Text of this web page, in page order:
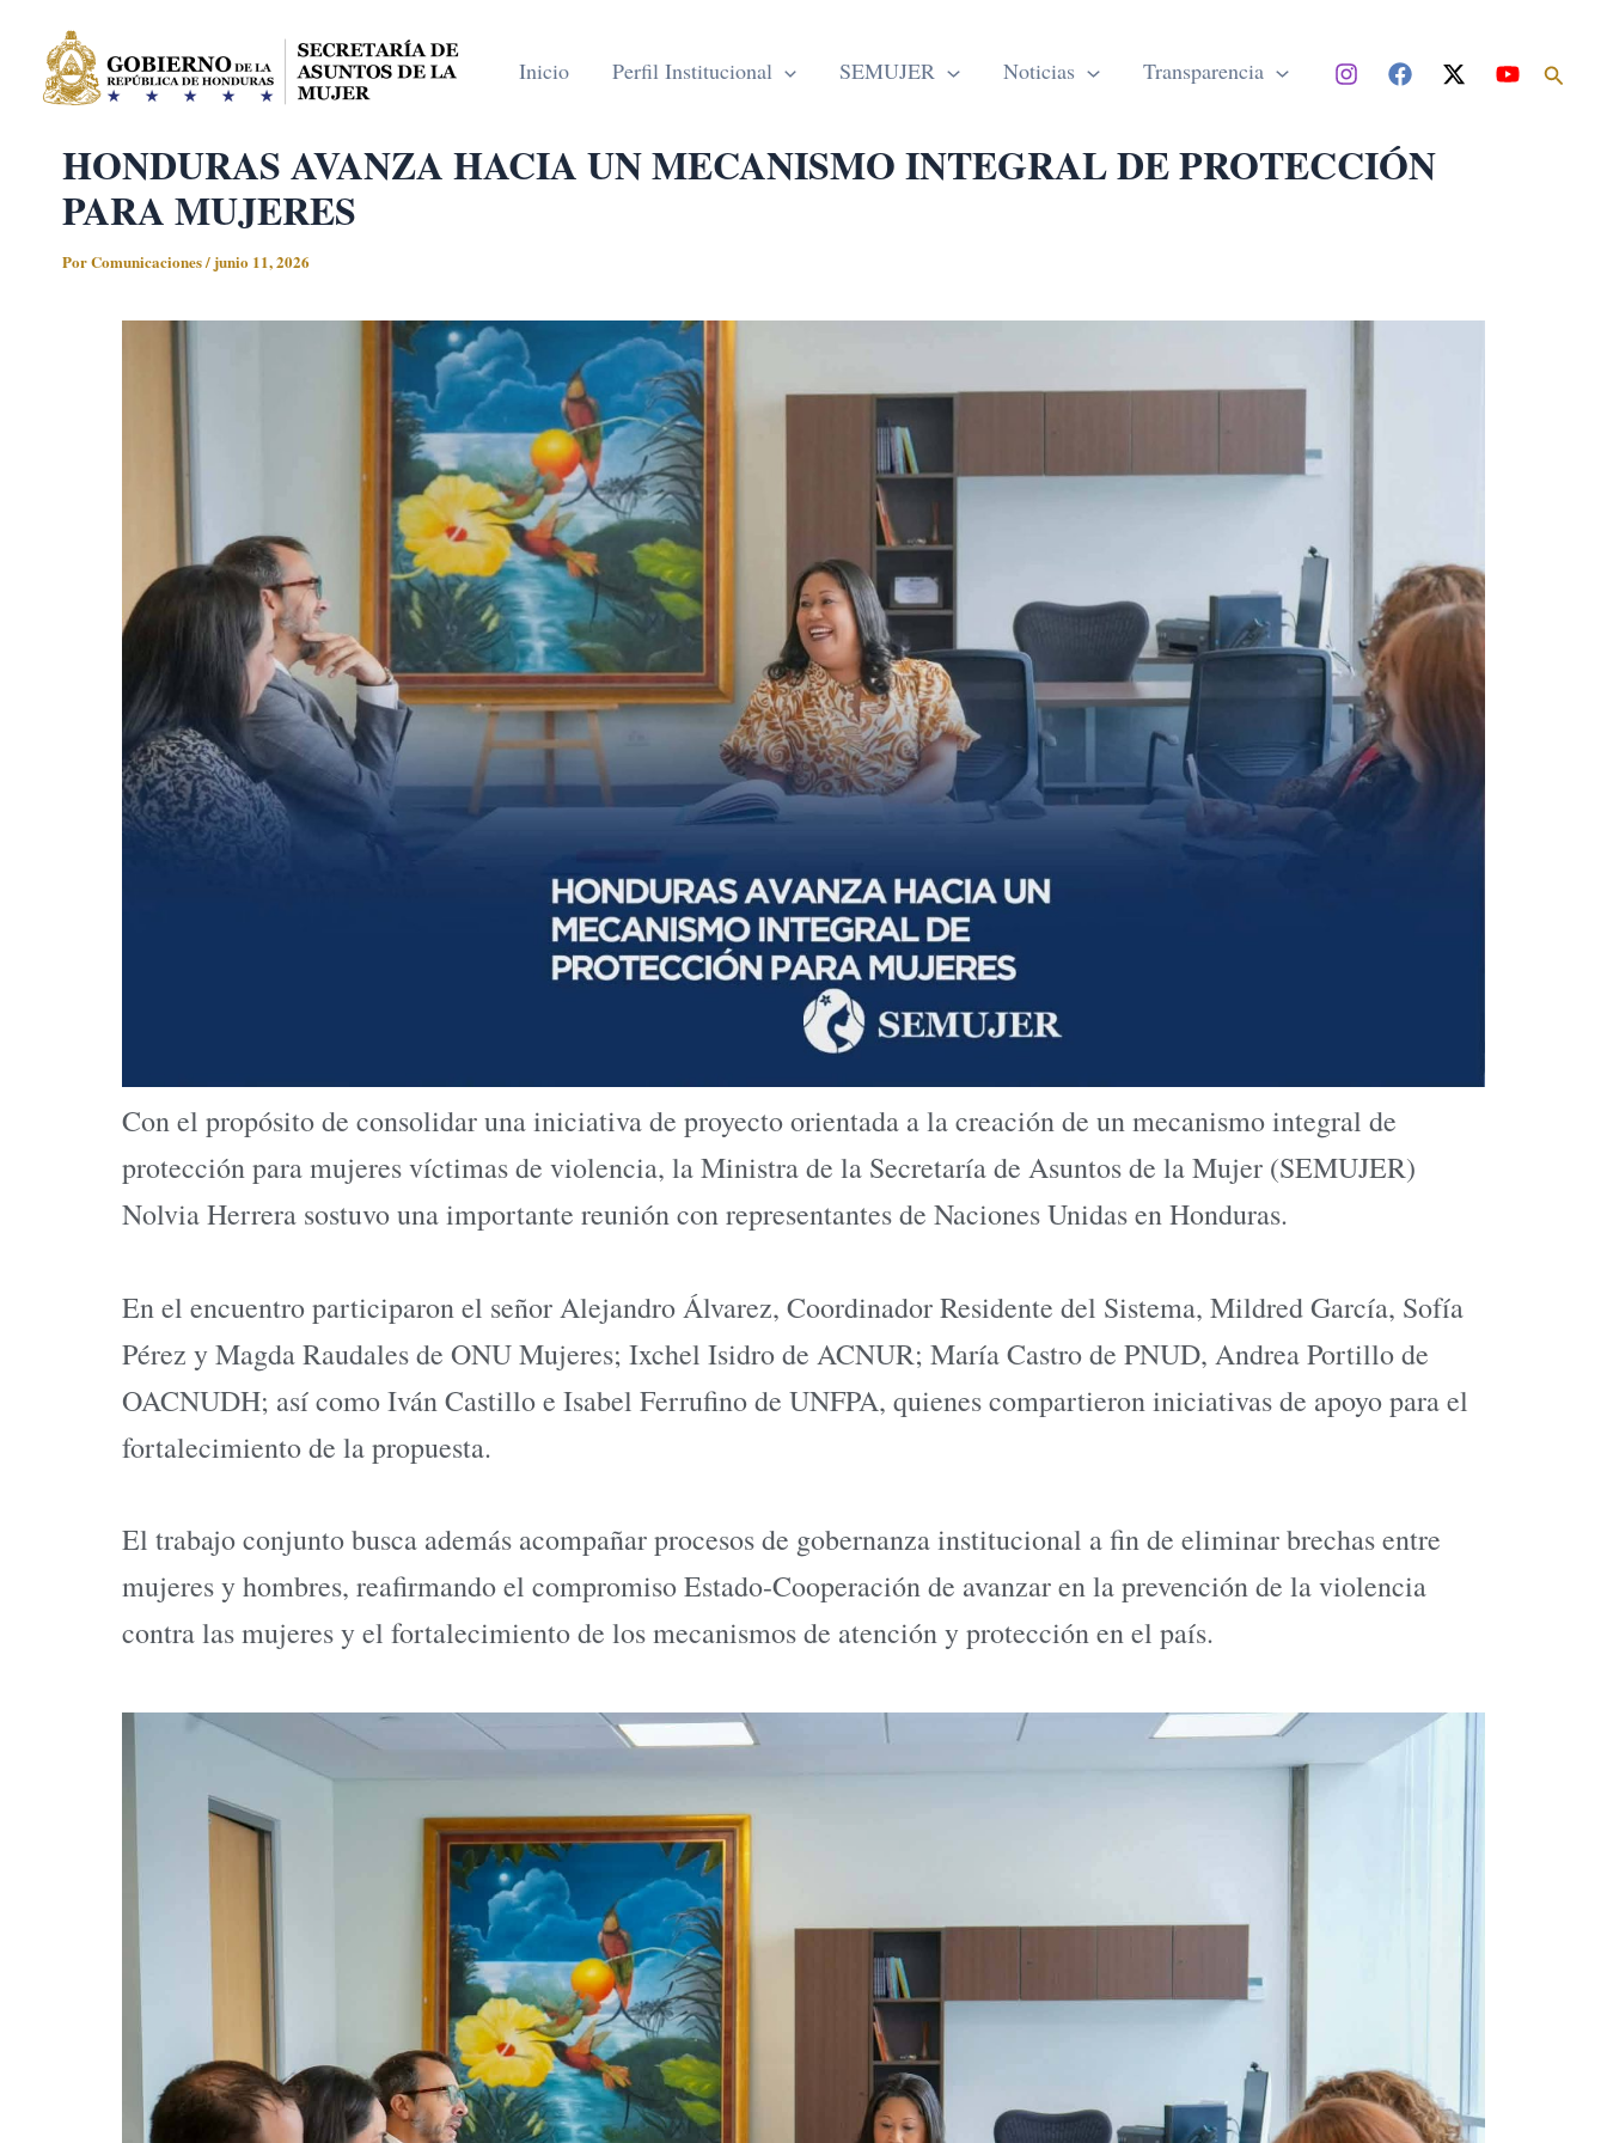
contenido
Inicio Perfil Institucional SEMUJER Noticias Transparencia Buscar
HONDURAS AVANZA HACIA UN MECANISMO INTEGRAL DE PROTECCIÓN
PARA MUJERES
PorComunicaciones/ junio 11, 2026
Con el propósito de consolidar una iniciativa de proyecto orientada a la creación de un mecanismo integral de
protección para mujeres víctimas de violencia, la Ministra de la Secretaría de Asuntos de la Mujer (SEMUJER)
Nolvia Herrera sostuvo una importante reunión con representantes de Naciones Unidas en Honduras.
En el encuentro participaron el señor Alejandro Álvarez, Coordinador Residente del Sistema, Mildred García, Sofía
Pérez y Magda Raudales de ONU Mujeres; Ixchel Isidro de ACNUR; María Castro de PNUD, Andrea Portillo de
OACNUDH; así como Iván Castillo e Isabel Ferrufino de UNFPA, quienes compartieron iniciativas de apoyo para el
fortalecimiento de la propuesta.
El trabajo conjunto busca además acompañar procesos de gobernanza institucional a fin de eliminar brechas entre
mujeres y hombres, reafirmando el compromiso Estado-Cooperación de avanzar en la prevención de la violencia
contra las mujeres y el fortalecimiento de los mecanismos de atención y protección en el país.